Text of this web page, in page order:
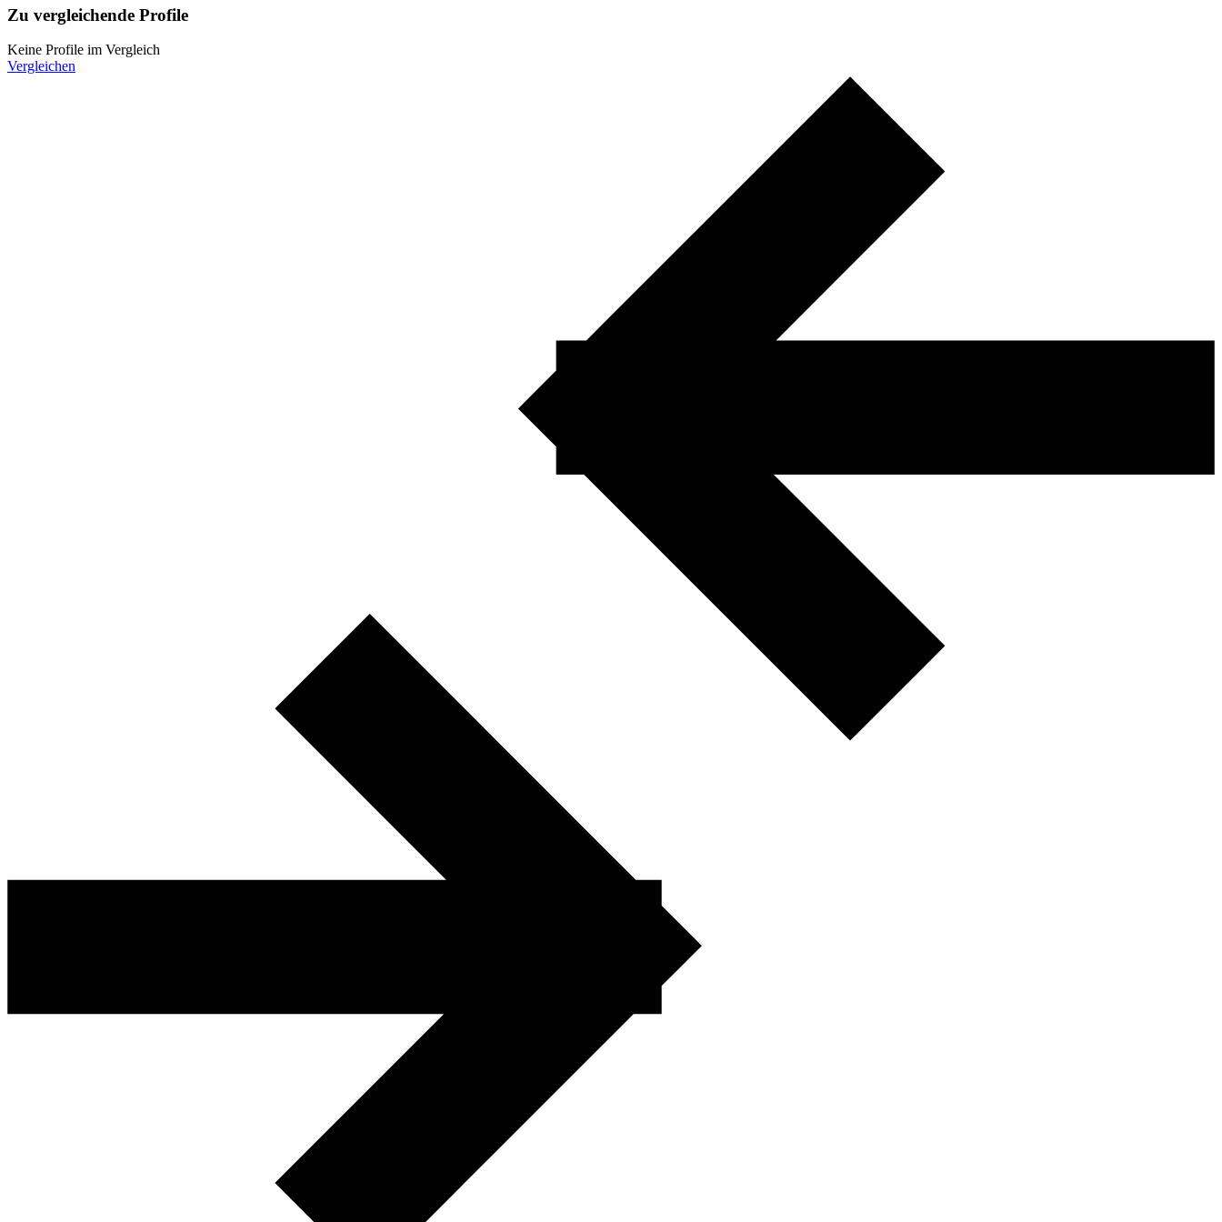
Zu vergleichende Profile
Keine Profile im Vergleich
Vergleichen